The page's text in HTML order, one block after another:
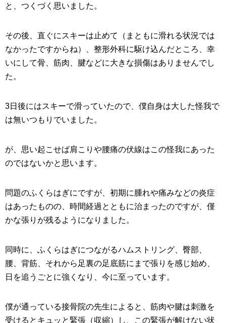
と、つくづく思いました。
その後、直ぐにスキーは止めて（まともに滑れる状況では
なかったですからね）、整形外科に駆け込んだところ、幸
いにして骨、筋肉、腱などに大きな損傷はありませんでし
た。
3日後にはスキーで滑っていたので、僕自身は大した怪我で
は無いつもりでいました。
が、思い起こせば肩こりや腰痛の伏線はこの怪我にあった
のではないかと思います。
問題のふくらはぎにですが、初期に腫れや痛みなどの炎症
はあったものの、時間経過とともに治まったのですが、僅
かな張りが残るようになりました。
同時に、ふくらはぎにつながるハムストリング、臀部、
腰、背筋、それから足裏の足底筋にまで張りを感じ始め、
日を追うごとに強くなり、今に至っています。
僕が通っている接骨院の先生によると、筋肉や腱は刺激を
受けるとキュッと緊張（収縮）し、この緊張が解けない状